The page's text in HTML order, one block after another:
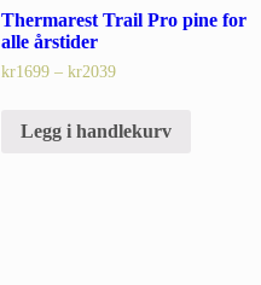
Thermarest Trail Pro pine for
alle årstider
kr1699– kr2039
Legg i handlekurv